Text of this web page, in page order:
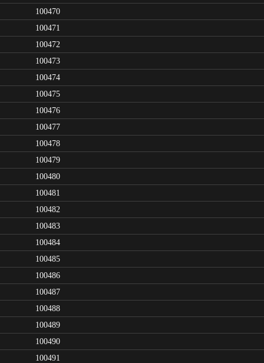
100470
100471
100472
100473
100474
100475
100476
100477
100478
100479
100480
100481
100482
100483
100484
100485
100486
100487
100488
100489
100490
100491